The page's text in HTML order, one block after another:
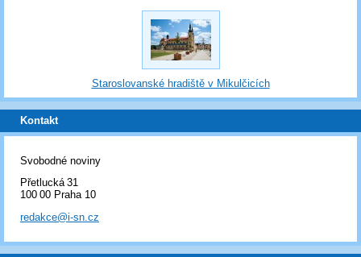
Staroslovanské hradiště v Mikulčicích
Kontakt
Svobodné noviny
Přetlucká 31
100 00 Praha 10
redakce@i-sn.cz